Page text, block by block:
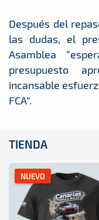
Después del
las dudas, el
Asamblea
presupuesto
incansable
FCA”.
TIENDA
NUEVO